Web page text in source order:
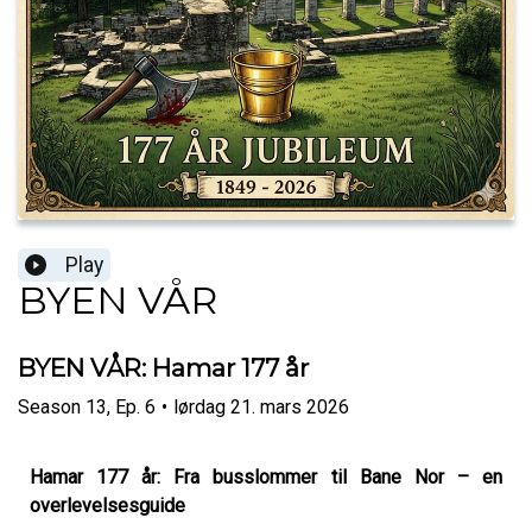
Play
BYEN VÅR
BYEN VÅR: Hamar 177 år
Season 13, Ep. 6 • lørdag 21. mars 2026
Hamar 177 år: Fra busslommer til Bane Nor – en
overlevelsesguide